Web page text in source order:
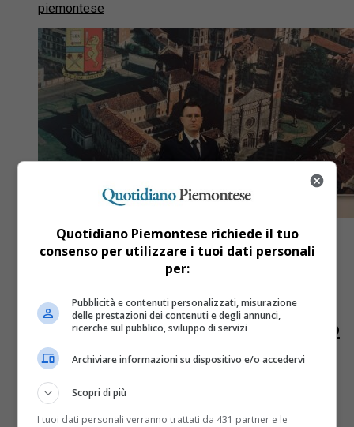
piemontese
2 anni fa
La Questura di Vercelli ha un nuovo
commissario: Matteo Todaro
Todaro verrà assegnato all’Ufficio Immigrazione e al
termine del periodo di tirocinio applicativo verrà
immesso definitivamente in ruolo
Quotidiano Piemontese richiede il tuo
consenso per utilizzare i tuoi dati personali
per:
Pubblicità e contenuti personalizzati, misurazione
delle prestazioni dei contenuti e degli annunci,
ricerche sul pubblico, sviluppo di servizi
Archiviare informazioni su dispositivo e/o accedervi
Scopri di più
I tuoi dati personali verranno trattati da 431 partner e le